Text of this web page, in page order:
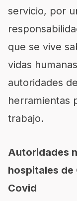
servicio, por
que se vive
vidas
autoridades
herramientas
trabajo.
Autoridades
hospitales de
Covid